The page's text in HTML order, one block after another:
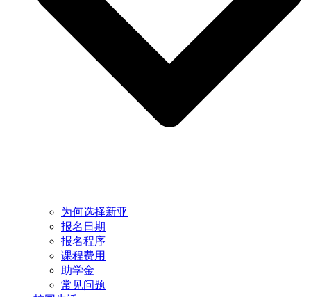
为何选择新亚
报名日期
报名程序
课程费用
助学金
常见问题